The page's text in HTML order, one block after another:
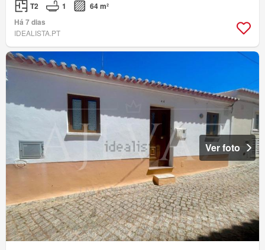
T2 1
64 m²
Há 7 dias
IDEALISTA.PT
Ver foto